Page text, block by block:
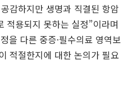
감하지만 생명과 직결된 항암
적용되지 못하는 실정”이라며
을 다른 중증·필수의료 영역보
적절한지에 대한 논의가 필요